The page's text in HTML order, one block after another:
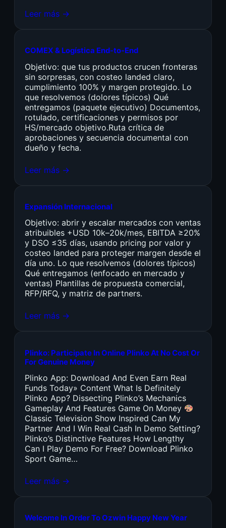
Leer más →
COMEX & Logística End-to-End
Objetivo: que tus productos crucen fronteras
sin sorpresas, con costeo landed claro,
cumplimiento 100% y margen protegido. Lo
que resolvemos (dolores típicos) Qué
entregamos (paquete ejecutivo) Documentos,
rotulado, certificaciones y permisos por
HS/mercado objetivo.Ruta crítica de
aprobaciones y secuencia documental con
dueño y fecha.
Leer más →
Expansión Internacional
Objetivo: abrir y escalar mercados con ventas
atribuibles +USD 10k–20k/mes, EBITDA ≥20%
y DSO ≤35 días, usando pricing por valor y
costeo landed para proteger margen desde el
día uno. Lo que resolvemos (dolores típicos)
Qué entregamos (enfocado en mercado y
ventas) Plantillas de propuesta comercial,
RFP/RFQ, y matriz de partners.
Leer más →
Plinko: Participate In Online Plinko At No Cost Or
For Genuine Money
Plinko App: Download And Even Earn Real
Funds Today» Content What Is Definitely
Plinko App? Dissecting Plinko’s Mechanics
Gameplay And Features Game On Money
Classic Television Show Inspired Can My
Partner And I Win Real Cash In Demo Setting?
Plinko’s Distinctive Features How Lengthy
Can I Play Demo For Free? Download Plinko
Sport Game…
Leer más →
Welcome In Order To Ozwin Happy New Year